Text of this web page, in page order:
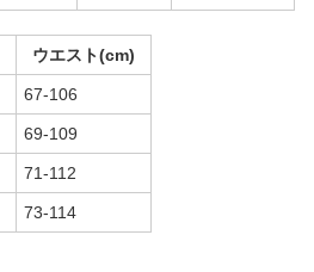
ウエスト(cm)
67-106
69-109
71-112
73-114